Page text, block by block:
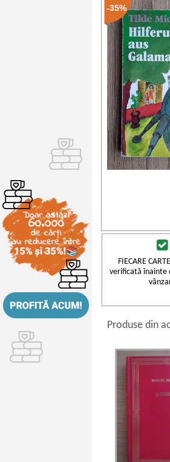
-35%
FIECARE
verificată înainte
Produse din